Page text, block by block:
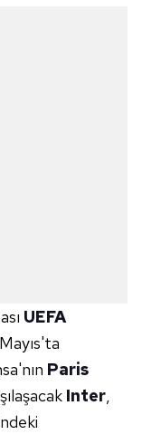
UEFA
Paris
Inter,